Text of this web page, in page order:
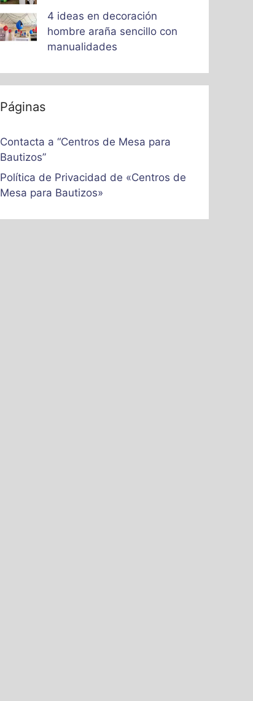
4 ideas en decoración
hombre araña sencillo con
manualidades
Páginas
Contacta a “Centros de Mesa para
Bautizos”
Política de Privacidad de «Centros de
Mesa para Bautizos»